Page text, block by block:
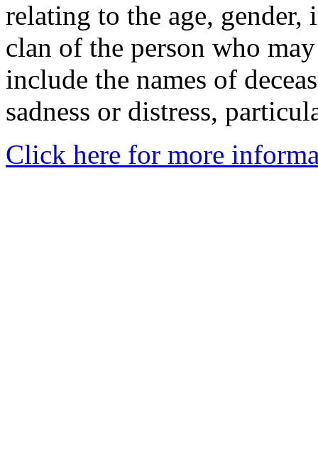
relating to the age,
clan of the person who
include the names of
sadness or distress,
Click here for more